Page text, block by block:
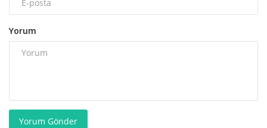
Yorum
Yorum Gönder